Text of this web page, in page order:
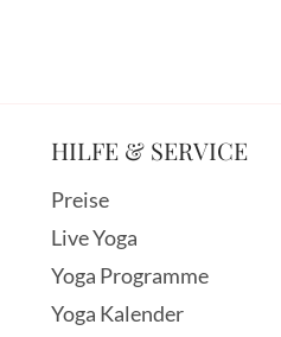
HILFE & SERVICE
Preise
Live Yoga
Yoga Programme
Yoga Kalender